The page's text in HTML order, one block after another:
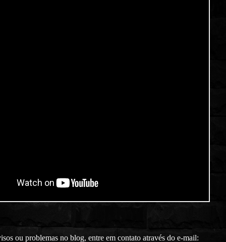
ou problemas no blog, entre em contato através do e-mail: